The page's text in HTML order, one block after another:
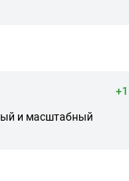
+1
и масштабный